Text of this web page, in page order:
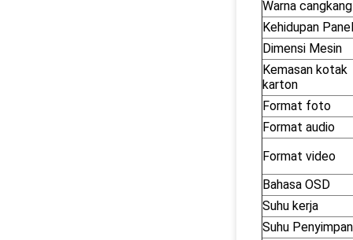
Warna cangkang
Kehidupan Panel
Dimensi Mesin
Kemasan kotak
karton
Format foto
Format audio
Format video
Bahasa OSD
Suhu kerja
Suhu